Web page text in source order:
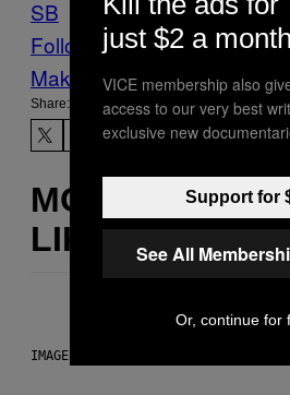
SB
PSDB pt Vice Blog
Follow Us On Discover
Make Us Preferred In Top
Share:
MORE
LIKE THIS
IMAGE: NICK DOVE
just $2 a month
VICE membership also
access to our very best
exclusive new
Support for
See All
Or, continue for